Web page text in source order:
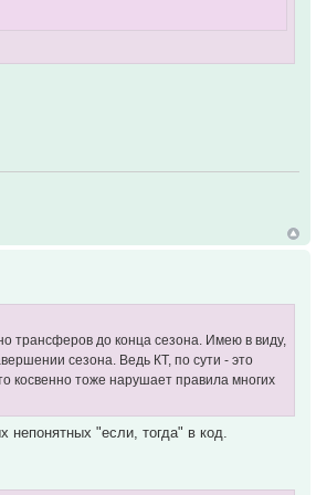
трансферов до конца сезона. Имею в виду,
сезона. Ведь КТ, по сути - это
косвенно тоже нарушает правила многих
непонятных "если, тогда" в код.